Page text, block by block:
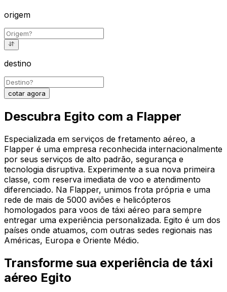
origem
destino
cotar agora
Descubra Egito com a Flapper
Especializada em serviços de fretamento aéreo, a
Flapper é uma empresa reconhecida internacionalmente
por seus serviços de alto padrão, segurança e
tecnologia disruptiva. Experimente a sua nova primeira
classe, com reserva imediata de voo e atendimento
diferenciado. Na Flapper, unimos frota própria e uma
rede de mais de 5000 aviões e helicópteros
homologados para voos de táxi aéreo para sempre
entregar uma experiência personalizada. Egito é um dos
países onde atuamos, com outras sedes regionais nas
Américas, Europa e Oriente Médio.
Transforme sua experiência de táxi
aéreo Egito